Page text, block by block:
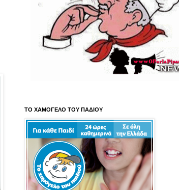
ΤΟ ΧΑΜΟΓΕΛΟ ΤΟΥ ΠΑΔΙΟΥ